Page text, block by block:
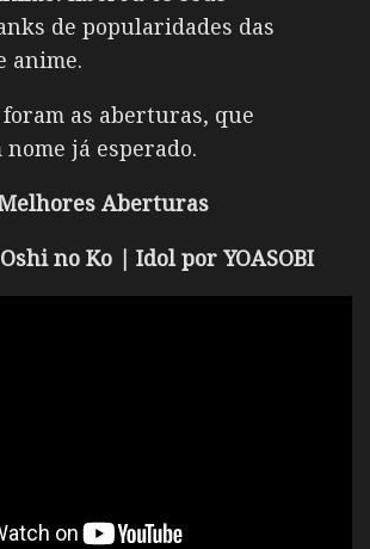
de popularidades das
anime.
foram as aberturas, que
já esperado.
Aberturas
no Ko | Idol por YOASOBI